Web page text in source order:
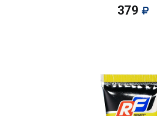
379